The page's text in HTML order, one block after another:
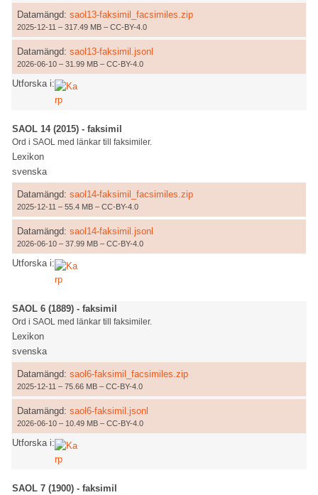
Datamängd: saol13-faksimil_facsimiles.zip
2025-12-11 – 317.49 MB – CC-BY-4.0
Datamängd: saol13-faksimil.jsonl
2026-06-10 – 31.99 MB – CC-BY-4.0
Utforska i:
SAOL 14 (2015) - faksimil
Ord i SAOL med länkar till faksimiler.
Lexikon
svenska
Datamängd: saol14-faksimil_facsimiles.zip
2025-12-11 – 55.4 MB – CC-BY-4.0
Datamängd: saol14-faksimil.jsonl
2026-06-10 – 37.99 MB – CC-BY-4.0
Utforska i:
SAOL 6 (1889) - faksimil
Ord i SAOL med länkar till faksimiler.
Lexikon
svenska
Datamängd: saol6-faksimil_facsimiles.zip
2025-12-11 – 75.66 MB – CC-BY-4.0
Datamängd: saol6-faksimil.jsonl
2026-06-10 – 10.49 MB – CC-BY-4.0
Utforska i:
SAOL 7 (1900) - faksimil